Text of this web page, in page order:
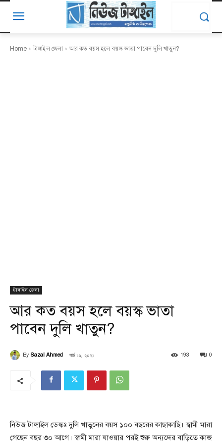
Home টাঙ্গাইল জেলা আর কত বয়স হলে বয়স্ক ভাতা পাবেন দুলি খাতুন?
টাঙ্গাইল জেলা
আর কত বয়স হলে বয়স্ক ভাতা
পাবেন দুলি খাতুন?
By Sazal Ahmed মার্চ ১৯, ২০২১ 0
193
নিউজ টাঙ্গাইল ডেস্কঃ দুলি খাতুনের বয়স ১০০ বছরের কাছাকাছি। স্বামী মারা
গেছেন বছর ৩০ আগে। স্বামী মারা যাওয়ার পরই শুরু অন্যদের বাড়িতে কাজ